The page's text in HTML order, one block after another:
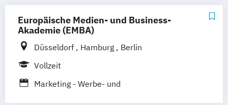
Psychologie (forschungsorientiert)
Europäische Medien- und Business-
Akademie (EMBA)
Düsseldorf Hamburg
Berlin
Vollzeit
Marketing - Werbe- und